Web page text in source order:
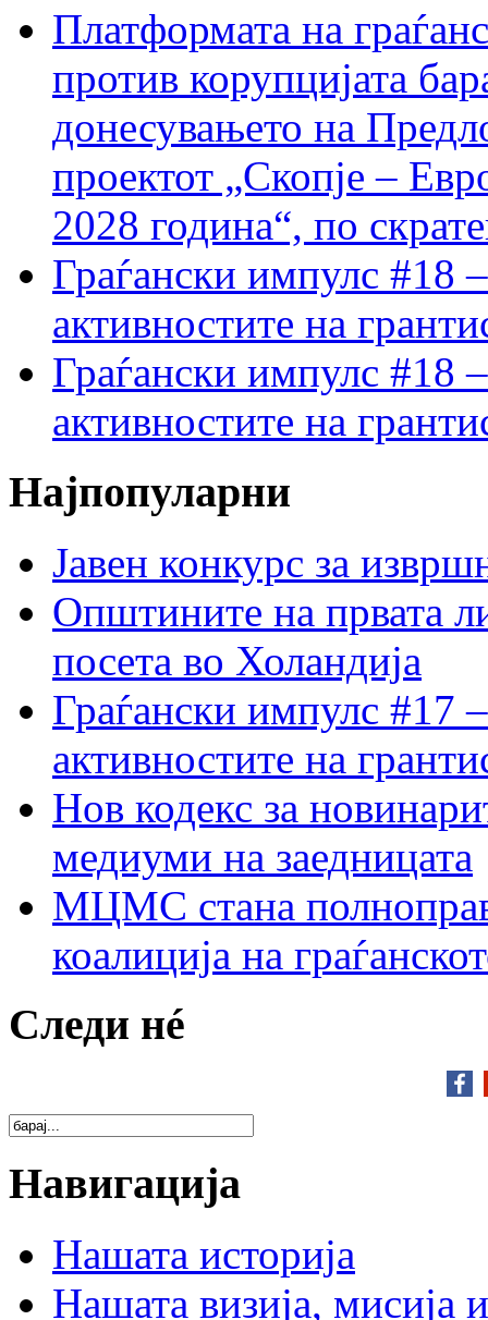
Платформата на
против корупцијата
донесувањето на
проектот „Скопје –
2028 година“, по
Граѓански импулс #18
активностите на
Граѓански импулс #18
активностите на
Најпопуларни
Јавен конкурс за
Општините на првата
посета во Холандија
Граѓански импулс #17
активностите на
Нов кодекс за
медиуми на заедницата
МЦМС стана
коалиција на
Следи нé
Навигација
Нашата историја
Нашата визија, мисија и